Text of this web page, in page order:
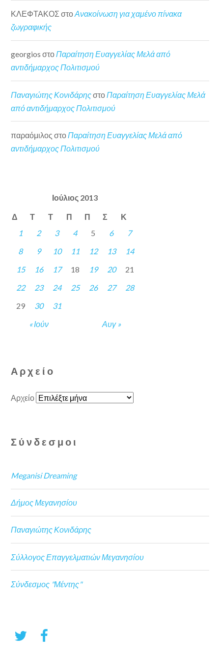
ΚΛΕΦΤΑΚΟΣ στοΑνακοίνωση για χαμένο πίνακα
ζωγραφικής
georgios στοΠαραίτηση Ευαγγελίας Μελά από
αντιδήμαρχος Πολιτισμού
Παναγιώτης Κονιδάρηςστο Παραίτηση Ευαγγελίας Μελά
από αντιδήμαρχος Πολιτισμού
παραόμιλος στοΠαραίτηση Ευαγγελίας Μελά από
αντιδήμαρχος Πολιτισμού
Ιούλιος 2013
Δ Τ Τ Π Π Σ Κ
« Ιούν Αυγ »
1 2 3 4 5 6
7
8
9 10 11 12 13
14
15
16 17 18 19 20
21
22
23 24 25 26 27
28
29
30 31
Αρχείο
Αρχείο
Σύνδεσμοι
Meganisi Dreaming
Δήμος Μεγανησίου
Παναγιώτης Κονιδάρης
Σύλλογος Επαγγελματιών Μεγανησίου
Σύνδεσμος "Μέντης"